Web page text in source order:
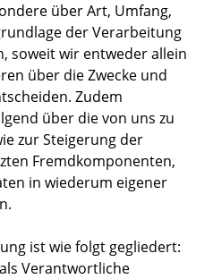
über Art, Umfang,
der Verarbeitung
soweit wir entweder allein
über die Zwecke und
Zudem
über die von uns zu
zur Steigerung der
Fremdkomponenten,
in wiederum eigener
ist wie folgt gegliedert:
Verantwortliche